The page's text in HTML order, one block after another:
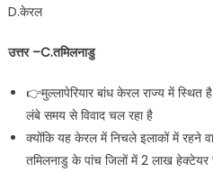
D.केरल
उत्तर –C.तमिलनाडु
👉मुल्लापेरियार बांध केरल राज्य में
लंबे समय से विवाद चल रहा है
क्योंकि यह केरल में निचले इलाकों में रहने
तमिलनाडु के पांच जिलों में 2 लाख हेक्टेयर